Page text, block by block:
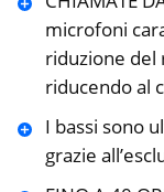
microfoni
riduzione del
riducendo al
I bassi sono
grazie